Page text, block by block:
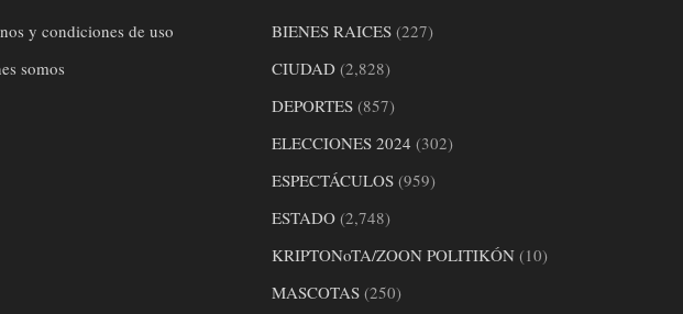
y condiciones de uso
somos
BIENES RAICES(227)
CIUDAD(2,828)
DEPORTES(857)
ELECCIONES 2024 (302)
ESPECTÁCULOS(959)
ESTADO(2,748)
KRIPTONoTA/ZOON POLITIKÓN(10)
MASCOTAS(250)